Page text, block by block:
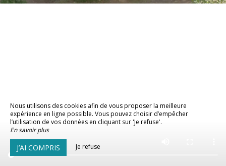
Nous utilisons des cookies afin de vous proposer la meilleure
expérience en ligne possible. Vous pouvez choisir d’empêcher
l’utilisation de vos données en cliquant sur 'Je refuse'.
En savoir plus
J’AI COMPRIS Je refuse